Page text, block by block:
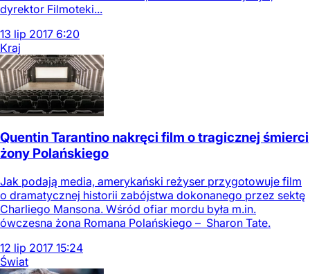
dyrektor Filmoteki...
13 lip 2017 6:20
Kraj
Quentin Tarantino nakręci film o tragicznej śmierci
żony Polańskiego
Jak podają media, amerykański reżyser przygotowuje film
o dramatycznej historii zabójstwa dokonanego przez sektę
Charliego Mansona. Wśród ofiar mordu była m.in.
ówczesna żona Romana Polańskiego – Sharon Tate.
12 lip 2017 15:24
Świat